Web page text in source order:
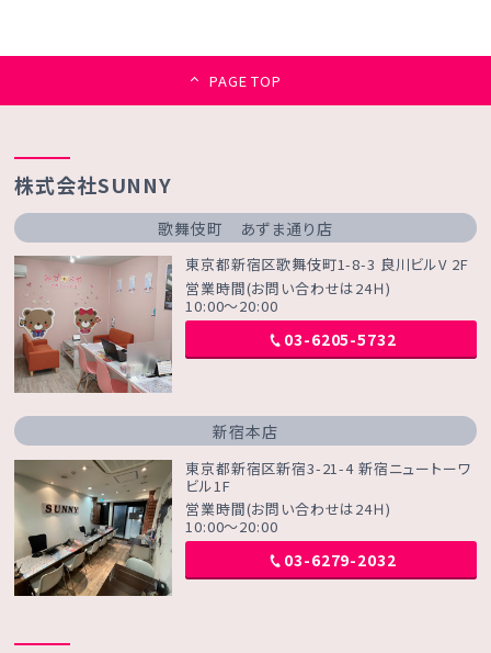
PAGE TOP
株式会社SUNNY
歌舞伎町 あずま通り店
東京都新宿区歌舞伎町1-8-3 良川ビルV 2F
営業時間(お問い合わせは24Ｈ)
10:00～20:00
03-6205-5732
新宿本店
東京都新宿区新宿3-21-4 新宿ニュートーワ
ビル1F
営業時間(お問い合わせは24Ｈ)
10:00～20:00
03-6279-2032